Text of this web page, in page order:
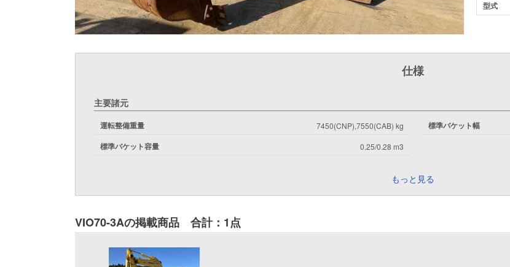
型式
仕様
主要諸元
運転整備重量 7450(CNP),7550(CAB) kg
標準バケット容量 0.25/0.28 m3
標準バケット幅
もっと見る
VIO70-3Aの掲載商品 合計：1点